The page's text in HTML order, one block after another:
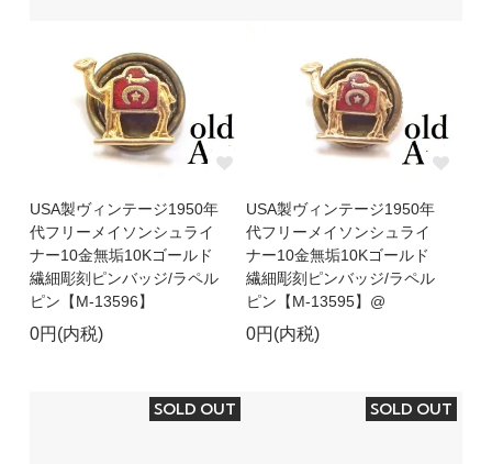
USA製ヴィンテージ1950年
代フリーメイソンシュライ
ナー10金無垢10Kゴールド
繊細彫刻ピンバッジ/ラペル
ピン【M-13596】
0円(内税)
USA製ヴィンテージ1950年
代フリーメイソンシュライ
ナー10金無垢10Kゴールド
繊細彫刻ピンバッジ/ラペル
ピン【M-13595】@
0円(内税)
SOLD OUT SOLD OUT